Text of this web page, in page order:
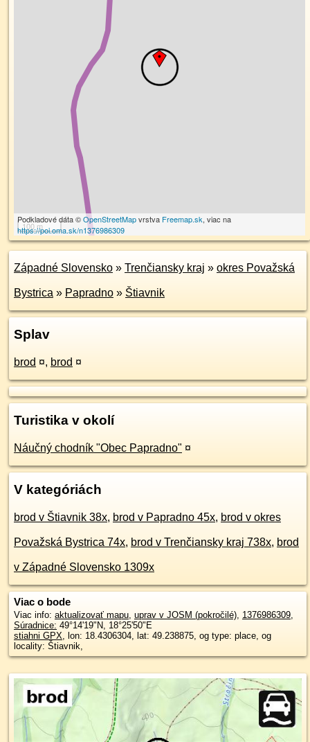
100 m
Podkladové dáta ©OpenStreetMapvrstva Freemap.sk, viac na
https://poi.oma.sk/n1376986309
Západné Slovensko » Trenčiansky kraj » okres Považská
Bystrica » Papradno » Štiavnik
Splav
brod ¤, brod ¤
Turistika v okolí
Náučný chodník "Obec Papradno" ¤
V kategóriách
brod v Štiavnik 38x, brod v Papradno 45x, brod v okres
Považská Bystrica 74x, brod v Trenčiansky kraj 738x, brod
v Západné Slovensko 1309x
Viac o bode
Viac info: aktualizovať mapu, uprav v JOSM (pokročilé), 1376986309,
Súradnice: 49°14'19"N, 18°25'50"E
stiahni GPX, lon: 18.4306304, lat: 49.238875, og type: place, og
locality: Štiavnik,